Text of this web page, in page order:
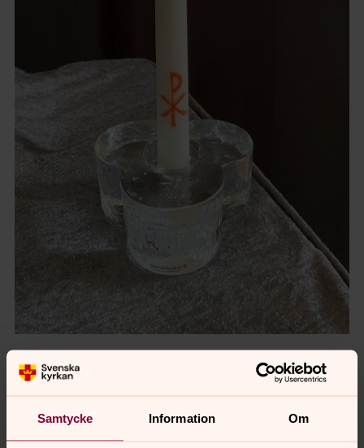
Samtycke Information Om
På dopljuset finns ett Kristusmonogram, P och X.
Detta är de två första bokstäverna i Kristus på
grekiska.
Dopljuset är en påminnelse om dopdagen och Guds